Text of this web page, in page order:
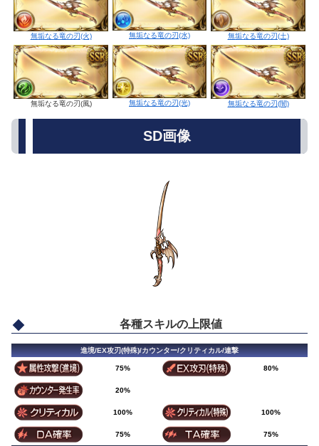
無垢なる竜の刃(火) 無垢なる竜の刃(水) 無垢なる竜の刃(土)
無垢なる竜の刃(風) 無垢なる竜の刃(光) 無垢なる竜の刃(闇)
SD画像
各種スキルの上限値
進境/EX攻刃(特殊)/カウンター/クリティカル/連撃
75% 80%
20%
100% 100%
75% 75%